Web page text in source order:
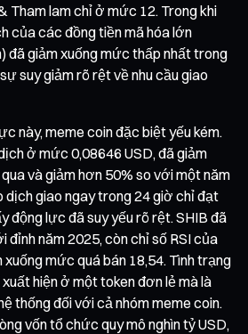
Tham lam chỉ ở mức 12. Trong khi
của các đồng tiền mã hóa lớn
đã giảm xuống mức thấp nhất trong
suy giảm rõ rệt về nhu cầu giao
này, meme coin đặc biệt yếu kém.
ở mức 0,08646 USD, đã giảm
và giảm hơn 50% so với một năm
giao ngay trong 24 giờ chỉ đạt
động lực đã suy yếu rõ rệt. SHIB đã
đỉnh năm 2025, còn chỉ số RSI của
xuống mức quá bán 18,54. Tình trạng
hiện ở một token đơn lẻ mà là
thống đối với cả nhóm meme coin.
vốn tổ chức quy mô nghìn tỷ USD,